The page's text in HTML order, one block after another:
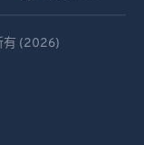
有 (2026)